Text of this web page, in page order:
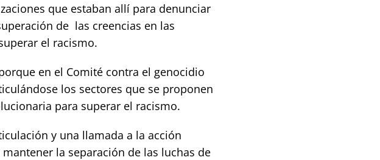
que estaban allí para denunciar
de las creencias en las
el racismo.
en el Comité contra el genocidio
los sectores que se proponen
para superar el racismo.
y una llamada a la acción
la separación de las luchas de